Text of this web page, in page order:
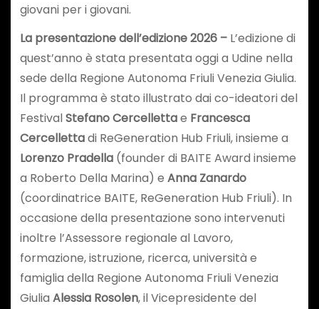
giovani per i giovani.
La presentazione dell’edizione 2026 – L’edizione di
quest’anno è stata presentata oggi a Udine nella
sede della Regione Autonoma Friuli Venezia Giulia.
Il programma è stato illustrato dai co-ideatori del
FestivalStefano Cercellettae Francesca
Cercellettadi ReGeneration Hub Friuli, insieme a
Lorenzo Pradella(founder di BAITE Award insieme
a Roberto Della Marina) e Anna Zanardo
(coordinatrice BAITE, ReGeneration Hub Friuli). In
occasione della presentazione sono intervenuti
inoltre l’Assessore regionale al Lavoro,
formazione, istruzione, ricerca, università e
famiglia della Regione Autonoma Friuli Venezia
Giulia Alessia Rosolen, il Vicepresidente del